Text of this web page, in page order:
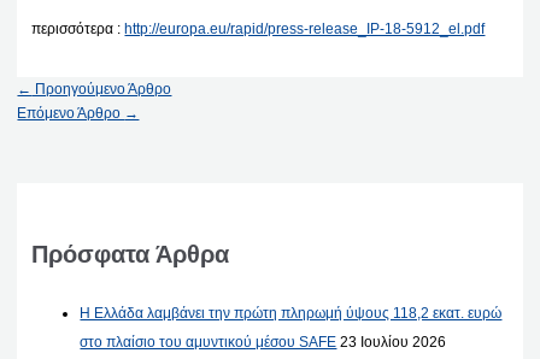
περισσότερα : http://europa.eu/rapid/press-release_IP-18-5912_el.pdf
← Προηγούμενο Άρθρο
Επόμενο Άρθρο →
Πρόσφατα Άρθρα
Η Ελλάδα λαμβάνει την πρώτη πληρωμή ύψους 118,2 εκατ. ευρώ
στο πλαίσιο του αμυντικού μέσου SAFE 23 Ιουλίου 2026